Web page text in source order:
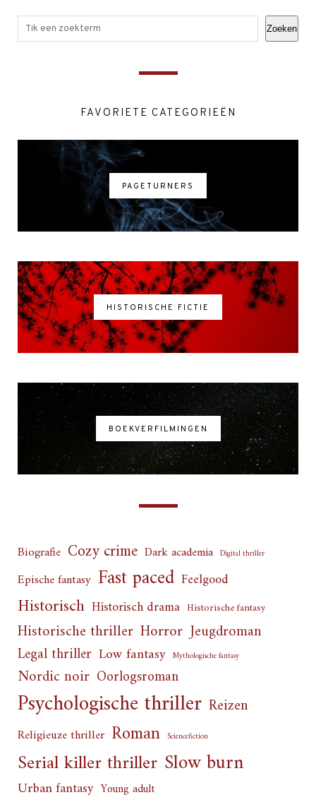
Zoeken
FAVORIETE CATEGORIEËN
PAGETURNERS
HISTORISCHE FICTIE
BOEKVERFILMINGEN
Biografie Cozy crime Dark academia Digital thriller
Epische fantasy Fast paced Feelgood
Historisch Historisch drama Historische fantasy
Historische thriller Horror Jeugdroman
Legal thriller Low fantasy Mythologische fantasy
Nordic noir Oorlogsroman
Psychologische thriller Reizen
Religieuze thriller Roman Sciencefiction
Serial killer thriller Slow burn
Urban fantasy Young adult